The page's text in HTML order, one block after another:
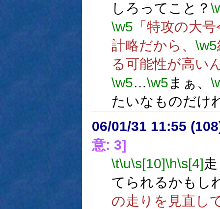
しろってこと？
\w5 「特攻の大
計略だから、 \w5
る可能性が高い
\w5…\w5まぁ、
たいなものだけ
06/01/31 11:55
意: 3]
\t\u\s[10]\h\s[4]
てられるかもし
の走りを見直し